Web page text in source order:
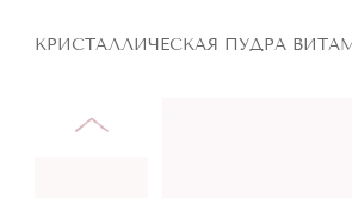
КРИСТАЛЛИЧЕСКАЯ ПУДРА